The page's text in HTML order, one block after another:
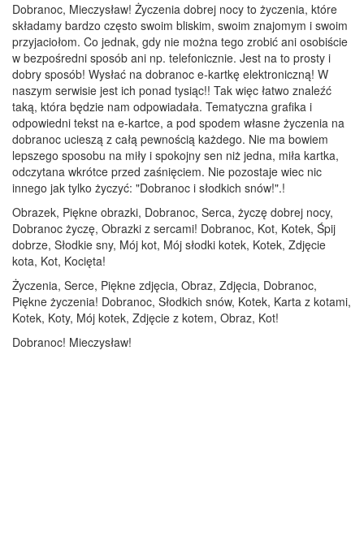
Dobranoc, Mieczysław! Życzenia dobrej nocy to życzenia, które
składamy bardzo często swoim bliskim, swoim znajomym i swoim
przyjaciołom. Co jednak, gdy nie można tego zrobić ani osobiście
w bezpośredni sposób ani np. telefonicznie. Jest na to prosty i
dobry sposób! Wysłać na dobranoc e-kartkę elektroniczną! W
naszym serwisie jest ich ponad tysiąc!! Tak więc łatwo znaleźć
taką, która będzie nam odpowiadała. Tematyczna grafika i
odpowiedni tekst na e-kartce, a pod spodem własne życzenia na
dobranoc ucieszą z całą pewnością każdego. Nie ma bowiem
lepszego sposobu na miły i spokojny sen niż jedna, miła kartka,
odczytana wkrótce przed zaśnięciem. Nie pozostaje wiec nic
innego jak tylko życzyć: "Dobranoc i słodkich snów!".!
Obrazek, Piękne obrazki, Dobranoc, Serca, życzę dobrej nocy,
Dobranoc życzę, Obrazki z sercami! Dobranoc, Kot, Kotek, Śpij
dobrze, Słodkie sny, Mój kot, Mój słodki kotek, Kotek, Zdjęcie
kota, Kot, Kocięta!
Życzenia, Serce, Piękne zdjęcia, Obraz, Zdjęcia, Dobranoc,
Piękne życzenia! Dobranoc, Słodkich snów, Kotek, Karta z kotami,
Kotek, Koty, Mój kotek, Zdjęcie z kotem, Obraz, Kot!
Dobranoc! Mieczysław!